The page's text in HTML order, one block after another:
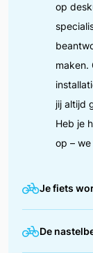
op
maken.
jij altijd
Heb je
op –
Je fiets
De